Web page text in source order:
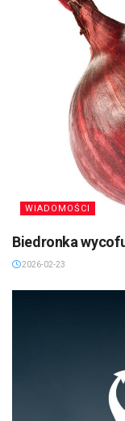
WIADOMOŚCI
Biedronka
2026-02-23